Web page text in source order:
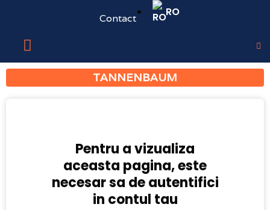
Contact RO
TANNENBAUM
Pentru a vizualiza
aceasta pagina, este
necesar sa de autentifici
in contul tau